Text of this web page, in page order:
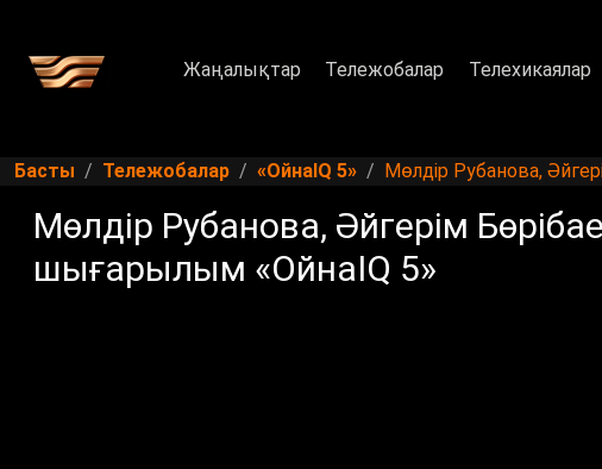
Жаңалықтар Тележобалар Телехикаялар
Басты Тележобалар «ОйнаIQ 5» Мөлдір Рубанова,
Мөлдір Рубанова, Әйгерім
шығарылым «ОйнаIQ 5»